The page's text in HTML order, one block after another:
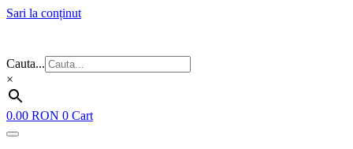
Sari la conținut
Cauta...
×
0.00 RON 0 Cart